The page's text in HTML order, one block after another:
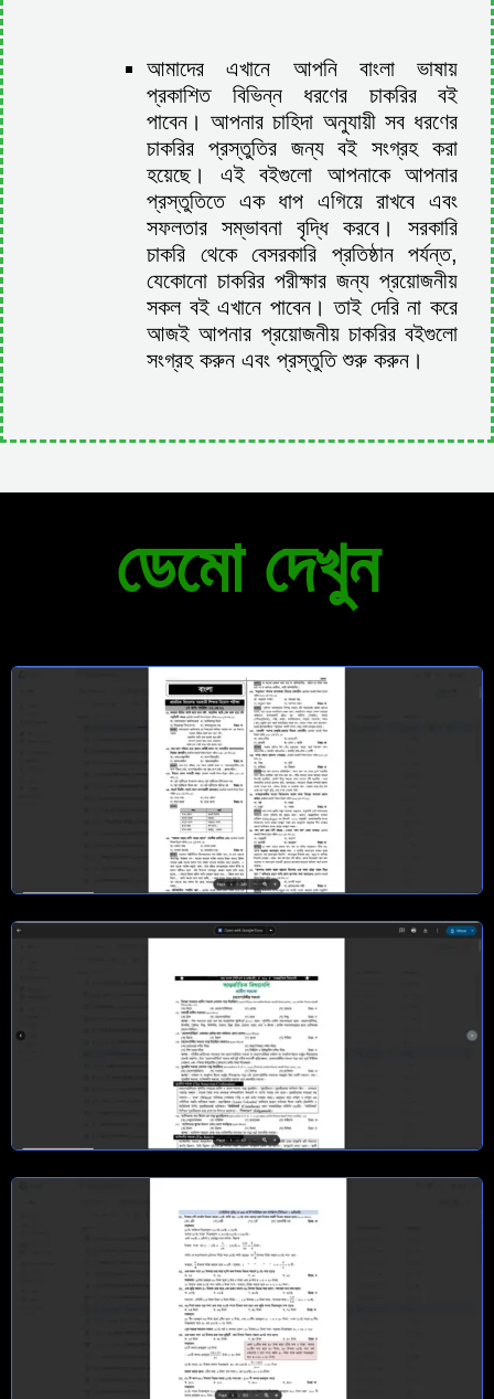
আমাদের এখানে আপনি বাংলা ভাষায়
প্রকাশিত বিভিন্ন ধরণের চাকরির বই
পাবেন। আপনার চাহিদা অনুযায়ী সব ধরণের
চাকরির প্রস্তুতির জন্য বই সংগ্রহ করা
হয়েছে। এই বইগুলো আপনাকে আপনার
প্রস্তুতিতে এক ধাপ এগিয়ে রাখবে এবং
সফলতার সম্ভাবনা বৃদ্ধি করবে। সরকারি
চাকরি থেকে বেসরকারি প্রতিষ্ঠান পর্যন্ত,
যেকোনো চাকরির পরীক্ষার জন্য প্রয়োজনীয়
সকল বই এখানে পাবেন। তাই দেরি না করে
আজই আপনার প্রয়োজনীয় চাকরির বইগুলো
সংগ্রহ করুন এবং প্রস্তুতি শুরু করুন।
ডেমো দেখুন